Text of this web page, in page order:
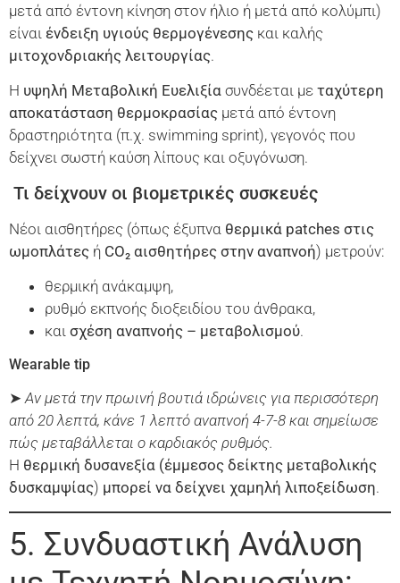
μετά από έντονη κίνηση στον ήλιο ή μετά από κολύμπι)
είναι ένδειξη υγιούς θερμογένεσης και καλής
μιτοχονδριακής λειτουργίας.
Η υψηλή Μεταβολική Ευελιξία συνδέεται με ταχύτερη
αποκατάσταση θερμοκρασίας μετά από έντονη
δραστηριότητα (π.χ. swimming sprint), γεγονός που
δείχνει σωστή καύση λίπους και οξυγόνωση.
Τι δείχνουν οι βιομετρικές συσκευές
Νέοι αισθητήρες (όπως έξυπνα θερμικά patches στις
ωμοπλάτες ή CO₂ αισθητήρες στην αναπνοή) μετρούν:
θερμική ανάκαμψη,
ρυθμό εκπνοής διοξειδίου του άνθρακα,
και σχέση αναπνοής – μεταβολισμού.
Wearable tip
➤ Αν μετά την πρωινή βουτιά ιδρώνεις για περισσότερη
από 20 λεπτά, κάνε 1 λεπτό αναπνοή 4-7-8 και σημείωσε
πώς μεταβάλλεται ο καρδιακός ρυθμός.
Η θερμική δυσανεξία (έμμεσος δείκτης μεταβολικής
δυσκαμψίας) μπορεί να δείχνει χαμηλή λιποξείδωση.
5. Συνδυαστική Ανάλυση